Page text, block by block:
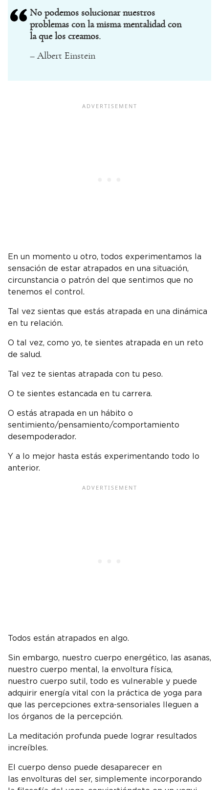
No podemos solucionar nuestros
problemas con la misma mentalidad con
la que los creamos.
– Albert Einstein
En un momento u otro, todos experimentamos la
sensación de estar atrapados en una situación,
circunstancia o patrón del que sentimos que no
tenemos el control.
Tal vez sientas que estás atrapada en una dinámica
en tu relación.
O tal vez, como yo, te sientes atrapada en un reto
de salud.
Tal vez te sientas atrapada con tu peso.
O te sientes estancada en tu carrera.
O estás atrapada en un hábito o
sentimiento/pensamiento/comportamiento
desempoderador.
Y a lo mejor hasta estás experimentando todo lo
anterior.
Todos están atrapados en algo.
Sin embargo, nuestro cuerpo energético, las asanas,
nuestro cuerpo mental, la envoltura física,
nuestro cuerpo sutil, todo es vulnerable y puede
adquirir energía vital con la práctica de yoga para
que las percepciones extra-sensoriales lleguen a
los órganos de la percepción.
La meditación profunda puede lograr resultados
increíbles.
El cuerpo denso puede desaparecer en
las envolturas del ser, simplemente incorporando